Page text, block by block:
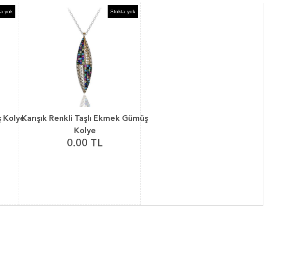
yok
Kolye
Stokta yok
Karışık Renkli Taşlı Ekmek Gümüş
Kolye
0.00 TL